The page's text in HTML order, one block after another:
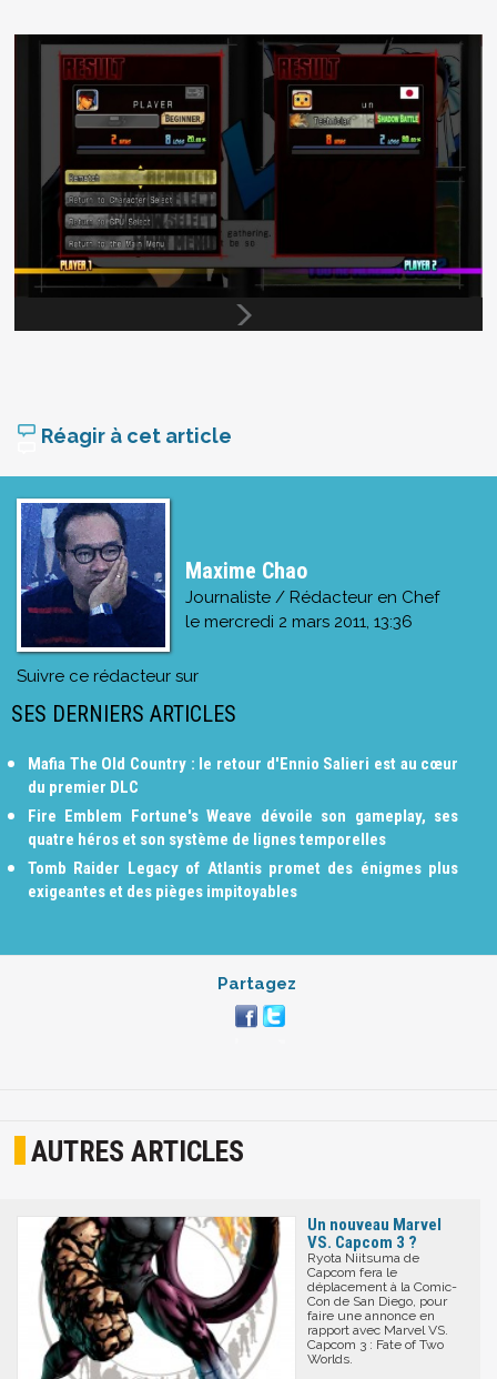
Réagir à cet article
Maxime Chao
Journaliste / Rédacteur en Chef
le mercredi 2 mars 2011, 13:36
Suivre ce rédacteur sur
SES DERNIERS ARTICLES
Mafia The Old Country : le retour d'Ennio Salieri est au cœur
du premier DLC
Fire Emblem Fortune's Weave dévoile son gameplay, ses
quatre héros et son système de lignes temporelles
Tomb Raider Legacy of Atlantis promet des énigmes plus
exigeantes et des pièges impitoyables
Partagez
AUTRES ARTICLES
Un nouveau Marvel
VS. Capcom 3 ?
Ryota Niitsuma de
Capcom fera le
déplacement à la Comic-
Con de San Diego, pour
faire une annonce en
rapport avec Marvel VS.
Capcom 3 : Fate of Two
Worlds.